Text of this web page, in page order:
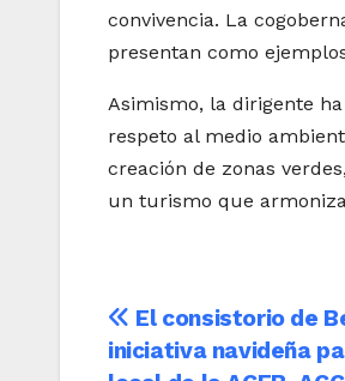
convivencia. La
presentan como
Asimismo, la dirigente
respeto al medio
creación de zonas
un turismo que
Navegación
El consistorio de
iniciativa navideña